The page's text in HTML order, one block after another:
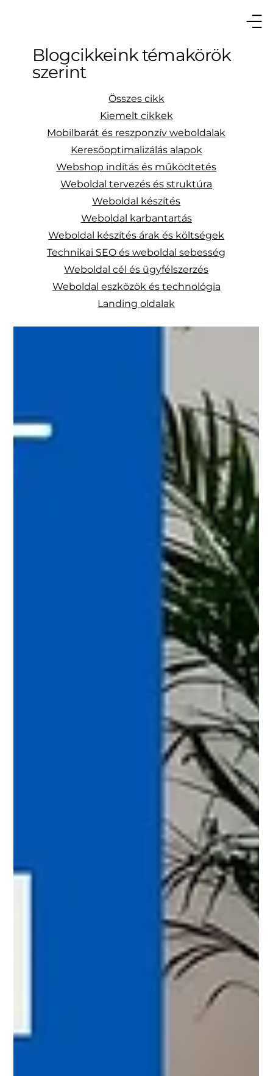
Blogcikkeink témakörök
szerint
Összes cikk
Kiemelt cikkek
Mobilbarát és reszponzív weboldalak
Keresőoptimalizálás alapok
Webshop indítás és működtetés
Weboldal tervezés és struktúra
Weboldal készítés
Weboldal karbantartás
Weboldal készítés árak és költségek
Technikai SEO és weboldal sebesség
Weboldal cél és ügyfélszerzés
Weboldal eszközök és technológia
Landing oldalak